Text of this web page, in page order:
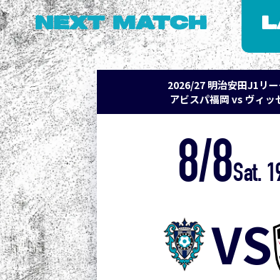
NEXT MATCH
2026/27 明治安田J1リ
アビスパ福岡 vs ヴィッ
8/8Sat.
VS